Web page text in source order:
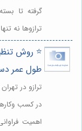
گرفته تا
ترازوها نه
⭐️ روش
طول عمر
ترازو در
در کسب
اهمیت